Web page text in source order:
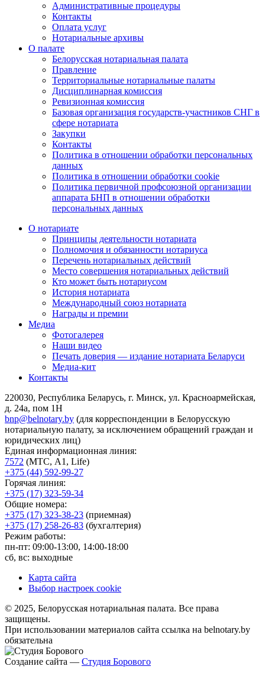
Административные процедуры
Контакты
Оплата услуг
Нотариальные архивы
О палате
Белорусская нотариальная палата
Правление
Территориальные нотариальные палаты
Дисциплинарная комиссия
Ревизионная комиссия
Базовая организация государств-участников СНГ в
сфере нотариата
Закупки
Контакты
Политика в отношении обработки персональных
данных
Политика в отношении обработки cookie
Политика первичной профсоюзной организации
аппарата БНП в отношении обработки
персональных данных
О нотариате
Принципы деятельности нотариата
Полномочия и обязанности нотариуса
Перечень нотариальных действий
Место совершения нотариальных действий
Кто может быть нотариусом
История нотариата
Международный союз нотариата
Награды и премии
Медиа
Фотогалерея
Наши видео
Печать доверия — издание нотариата Беларуси
Медиа-кит
Контакты
220030, Республика Беларусь, г. Минск, ул. Красноармейская,
д. 24а, пом 1Н
bnp@belnotary.by (для корреспонденции в Белорусскую
нотариальную палату, за исключением обращений граждан и
юридических лиц)
Единая информационная линия:
7572 (МТС, A1, Life)
+375 (44) 592-99-27
Горячая линия:
+375 (17) 323-59-34
Общие номера:
+375 (17) 323-38-23 (приемная)
+375 (17) 258-26-83 (бухгалтерия)
Режим работы:
пн-пт: 09:00-13:00, 14:00-18:00
сб, вс: выходные
Карта сайта
Выбор настроек cookie
© 2025, Белорусская нотариальная палата. Все права
защищены.
При использовании материалов сайта ссылка на belnotary.by
обязательна
Создание сайта — Студия Борового